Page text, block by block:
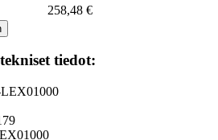
258,48 €
tiedot: